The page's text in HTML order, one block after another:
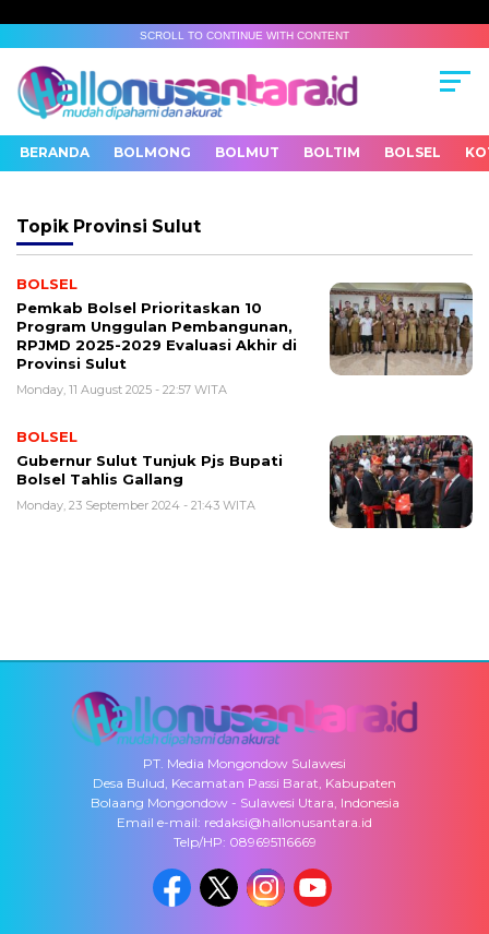
SCROLL TO CONTINUE WITH CONTENT
BERANDA BOLMONG BOLMUT BOLTIM BOLSEL
Topik Provinsi Sulut
BOLSEL
Pemkab Bolsel Prioritaskan 10
Program Unggulan Pembangunan,
RPJMD 2025-2029 Evaluasi Akhir di
Provinsi Sulut
Monday, 11 August 2025 - 22:57 WITA
BOLSEL
Gubernur Sulut Tunjuk Pjs Bupati
Bolsel Tahlis Gallang
Monday, 23 September 2024 - 21:43 WITA
PT. Media Mongondow Sulawesi
Desa Bulud, Kecamatan Passi Barat, Kabupaten
Bolaang Mongondow - Sulawesi Utara, Indonesia
Email e-mail: redaksi@hallonusantara.id
Telp/HP: 089695116669